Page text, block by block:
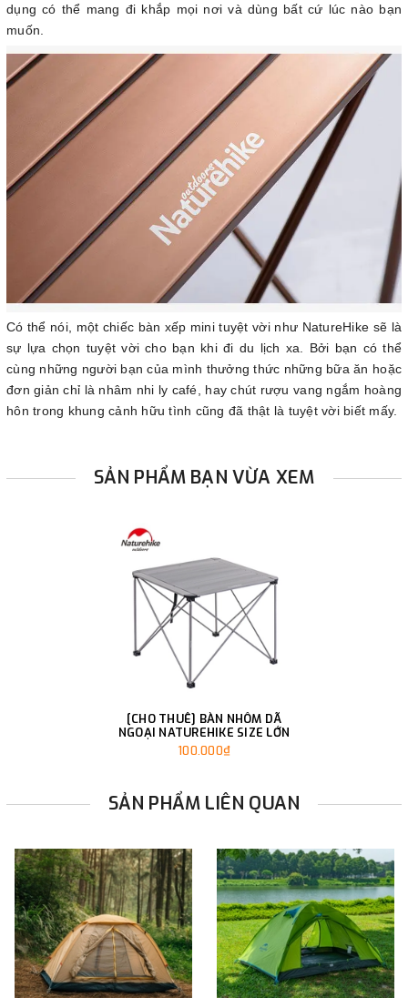
dụng có thể mang đi khắp mọi nơi và dùng bất cứ lúc nào bạn
muốn.
Có thể nói, một chiếc bàn xếp mini tuyệt vời như NatureHike sẽ là
sự lựa chọn tuyệt vời cho bạn khi đi du lịch xa. Bởi bạn có thể
cùng những người bạn của mình thưởng thức những bữa ăn hoặc
đơn giản chỉ là nhâm nhi ly café, hay chút rượu vang ngắm hoàng
hôn trong khung cảnh hữu tình cũng đã thật là tuyệt vời biết mấy.
SẢN PHẨM BẠN VỪA XEM
[CHO THUÊ] BÀN NHÔM DÃ
NGOẠI NATUREHIKE SIZE LỚN
100.000₫
SẢN PHẨM LIÊN QUAN